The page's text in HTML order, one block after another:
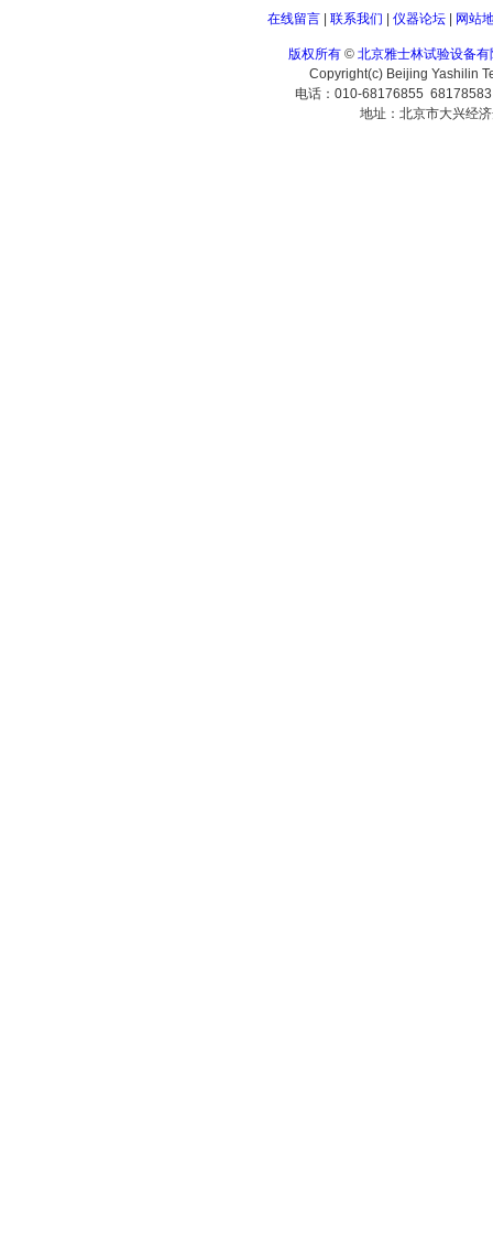
在线留言| 联系我们 仪器论坛| 网站
版权所有 © 北京雅士林试验设备有
Copyright(c) Beijing Yashilin
电话：010-68176855
地址：北京市大兴经